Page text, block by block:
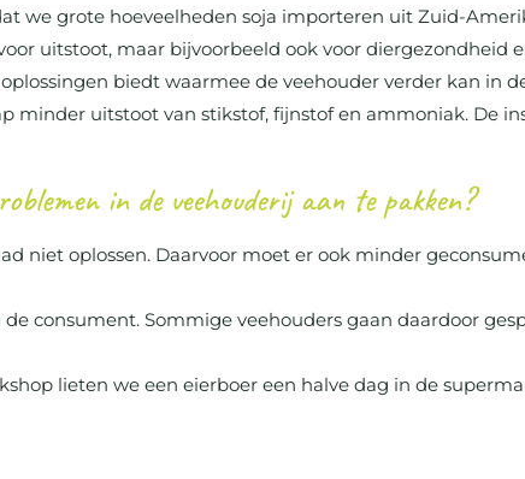
grote hoeveelheden soja importeren uit Zuid-
uitstoot, maar bijvoorbeeld ook voor diergezondheid
biedt waarmee de veehouder verder kan in
minder uitstoot van stikstof, fijnstof en ammoniak. De
in de veehouderij aan te pakken?
niet oplossen. Daarvoor moet er ook minder
consument. Sommige veehouders gaan daardoor
lieten we een eierboer een halve dag in de